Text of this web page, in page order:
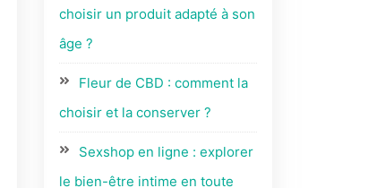
choisir un produit adapté à son
âge ?
Fleur de CBD : comment la
choisir et la conserver ?
Sexshop en ligne : explorer
le bien-être intime en toute